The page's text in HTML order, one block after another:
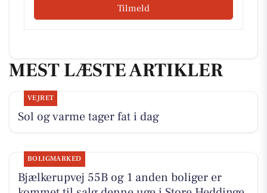
Tilmeld
MEST LÆSTE ARTIKLER
VEJRET
Sol og varme tager fat i dag
BOLIGMARKED
Bjælkerupvej 55B og 1 anden boliger er